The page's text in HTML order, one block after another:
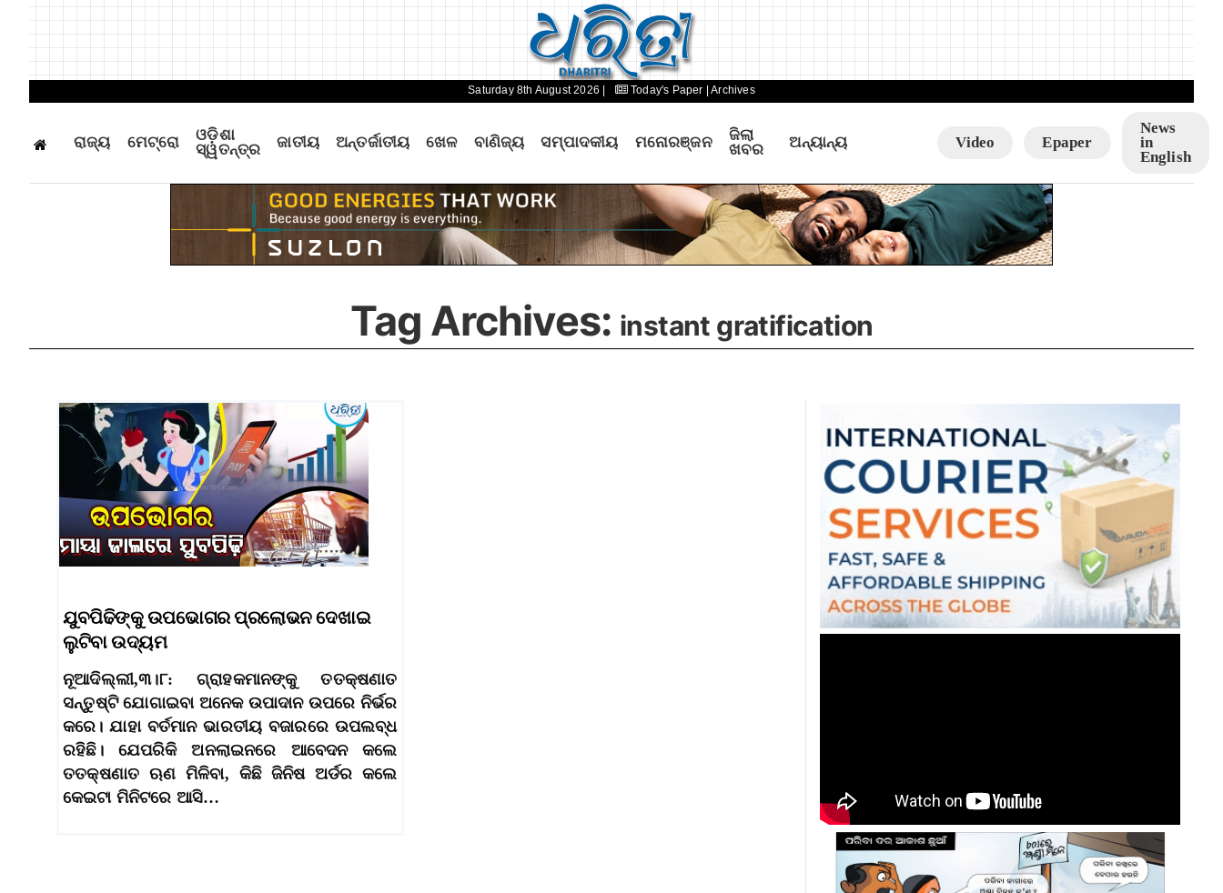
Saturday 8th August 2026 | Today's Paper | Archives
ରାଜ୍ୟ ମେଟ୍ରୋ
ଓଡ଼ିଶା
ସ୍ୱତନ୍ତ୍ର
ଜାତୀୟ ଅନ୍ତର୍ଜାତୀୟ ଖେଳ ବାଣିଜ୍ୟ ସମ୍ପାଦକୀୟ ମନୋରଞ୍ଜନ
ଜିଲା
ଖବର
ଅନ୍ୟାନ୍ୟ Video Epaper
News
in
English
Tag Archives: instant gratification
ଯୁବପିଢିଙ୍କୁ ଉପଭୋଗର ପ୍ରଲୋଭନ ଦେଖାଇ
ଲୁଟିବା ଉଦ୍ୟମ
ନୂଆଦିଲ୍ଲୀ,୩।୮: ଗ୍ରାହକମାନଙ୍କୁ ତତକ୍ଷଣାତ
ସନ୍ତୁଷ୍ଟି ଯୋଗାଇବା ଅନେକ ଉପାଦାନ ଉପରେ ନିର୍ଭର
କରେ। ଯାହା ବର୍ତମାନ ଭାରତୀୟ ବଜାରରେ ଉପଲବ୍ଧ
ରହିଛି। ଯେପରିକି ଅନଲାଇନରେ ଆବେଦନ କଲେ
ତତକ୍ଷଣାତ ଋଣ ମିଳିବା, କିଛି ଜିନିଷ ଅର୍ଡର କଲେ
କେଇଟା ମିନିଟରେ ଆସି…